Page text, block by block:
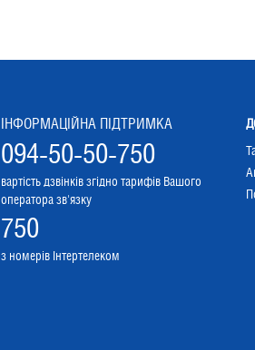
ІНФОРМАЦІЙНА ПІДТРИМКА
094-50-50-750
вартість дзвінків згідно тарифів Вашого
оператора зв'язку
750
з номерів Інтертелеком